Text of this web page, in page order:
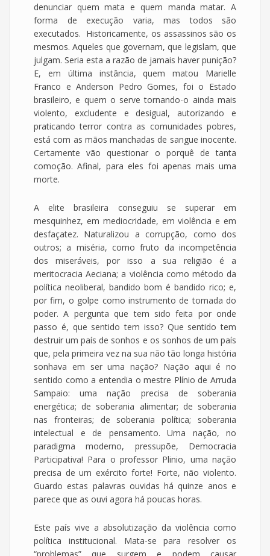
denunciar quem mata e quem manda matar. A
forma de execução varia, mas todos são
executados. Historicamente, os assassinos são os
mesmos. Aqueles que governam, que legislam, que
julgam. Seria esta a razão de jamais haver punição?
E, em última instância, quem matou Marielle
Franco e Anderson Pedro Gomes, foi o Estado
brasileiro, e quem o serve tornando-o ainda mais
violento, excludente e desigual, autorizando e
praticando terror contra as comunidades pobres,
está com as mãos manchadas de sangue inocente.
Certamente vão questionar o porquê de tanta
comoção. Afinal, para eles foi apenas mais uma
morte.
A elite brasileira conseguiu se superar em
mesquinhez, em mediocridade, em violência e em
desfaçatez. Naturalizou a corrupção, como dos
outros; a miséria, como fruto da incompetência
dos miseráveis, por isso a sua religião é a
meritocracia Aeciana; a violência como método da
política neoliberal, bandido bom é bandido rico; e,
por fim, o golpe como instrumento de tomada do
poder. A pergunta que tem sido feita por onde
passo é, que sentido tem isso? Que sentido tem
destruir um país de sonhos e os sonhos de um país
que, pela primeira vez na sua não tão longa história
sonhava em ser uma nação? Nação aqui é no
sentido como a entendia o mestre Plínio de Arruda
Sampaio: uma nação precisa de soberania
energética; de soberania alimentar; de soberania
nas fronteiras; de soberania política; soberania
intelectual e de pensamento. Uma nação, no
paradigma moderno, pressupõe, Democracia
Participativa! Para o professor Plinio, uma nação
precisa de um exército forte! Forte, não violento.
Guardo estas palavras ouvidas há quinze anos e
parece que as ouvi agora há poucas horas.
Este país vive a absolutização da violência como
política institucional. Mata-se para resolver os